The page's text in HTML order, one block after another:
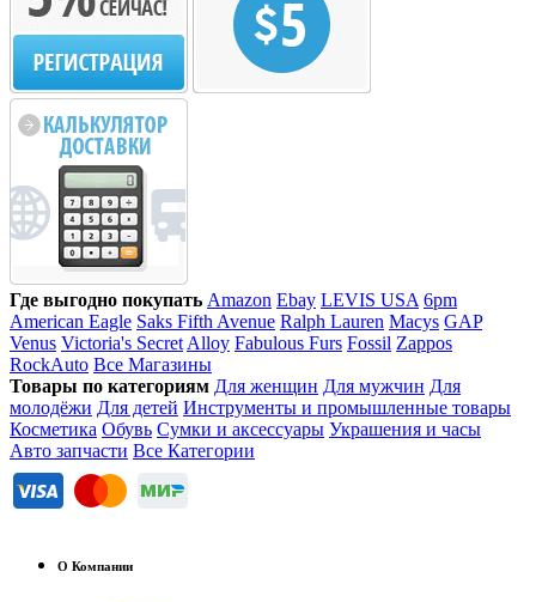
Где выгодно покупать Amazon Ebay LEVIS USA 6pm
American Eagle Saks Fifth Avenue Ralph Lauren Macys GAP
Venus Victoria's Secret Alloy Fabulous Furs Fossil Zappos
RockAuto Все Магазины
Товары по категориям Для женщин Для мужчин Для
молодёжи Для детей Инструменты и промышленные товары
Косметика Обувь Сумки и аксессуары Украшения и часы
Авто запчасти Все Категории
О Компании